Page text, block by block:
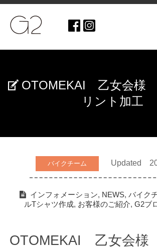
OTOMEKAI 乙女会様
リント加工
バイクチーム Updated
インフォメーション, NEWS, バイク
ルTシャツ作成, お客様のご紹介, G2ブ
OTOMEKAI 乙女会様